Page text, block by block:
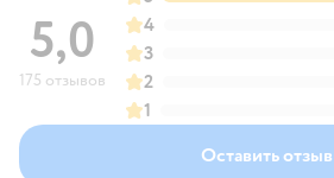
5,0
175 отзывов
4
3
2
1
Оставить отзыв